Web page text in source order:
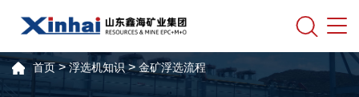
首页>浮选机知识>金矿浮选流程